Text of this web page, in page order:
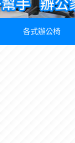
各式辦公椅